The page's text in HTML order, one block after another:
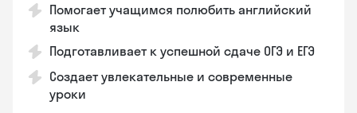
Помогает учащимся полюбить английский
язык
Подготавливает к успешной сдаче ОГЭ и ЕГЭ
Создает увлекательные и современные
уроки